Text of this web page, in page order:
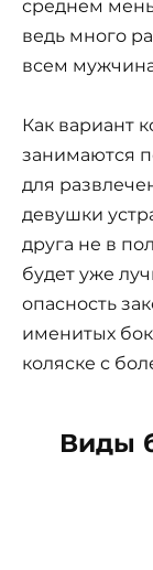
среднем
ведь много
всем
Как вариант
занимаются
для
девушки
друга не в
будет уже
опасность
именитых
коляске с
Виды